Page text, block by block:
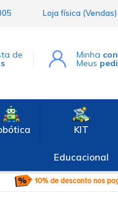
Loja física (Vendas)
de Minha
Meus
KIT
Educacional